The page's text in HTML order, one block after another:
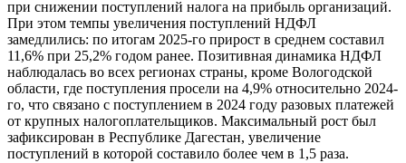
при снижении поступлений налога на прибыль организаций.
При этом темпы увеличения поступлений НДФЛ
замедлились: по итогам 2025-го прирост в среднем составил
11,6% при 25,2% годом ранее. Позитивная динамика НДФЛ
наблюдалась во всех регионах страны, кроме Вологодской
области, где поступления просели на 4,9% относительно 2024-
го, что связано с поступлением в 2024 году разовых платежей
от крупных налогоплательщиков. Максимальный рост был
зафиксирован в Республике Дагестан, увеличение
поступлений в которой составило более чем в 1,5 раза.